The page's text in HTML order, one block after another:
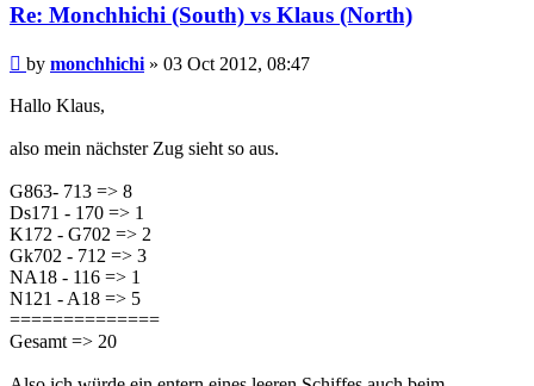
Re: Monchhichi (South) vs Klaus (North)
Post
by monchhichi » 03 Oct 2012, 08:47
Hallo Klaus,
also mein nächster Zug sieht so aus.
G863- 713 => 8
Ds171 - 170 => 1
K172 - G702 => 2
Gk702 - 712 => 3
NA18 - 116 => 1
N121 - A18 => 5
==============
Gesamt => 20